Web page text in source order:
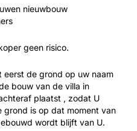
nieuwbouw
geen risico.
eerst de grond op uw naam
bouw van de villa in
plaatst , zodat U
grond is op dat moment van
wordt blijft van U.